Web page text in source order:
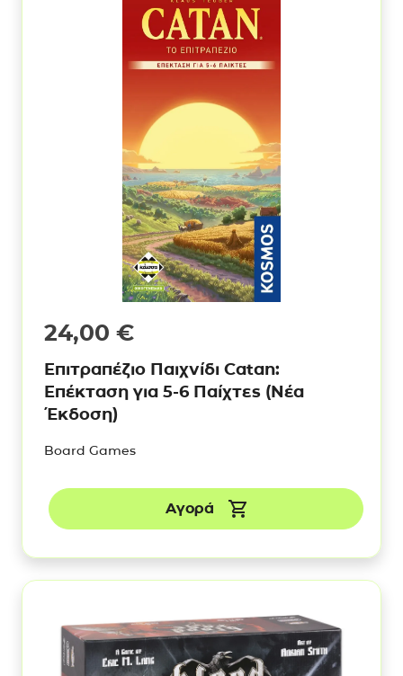
24,00 €
Επιτραπέζιο Παιχνίδι Catan:
Επέκταση για 5-6 Παίχτες (Νέα
Έκδοση)
Board Games
Αγορά